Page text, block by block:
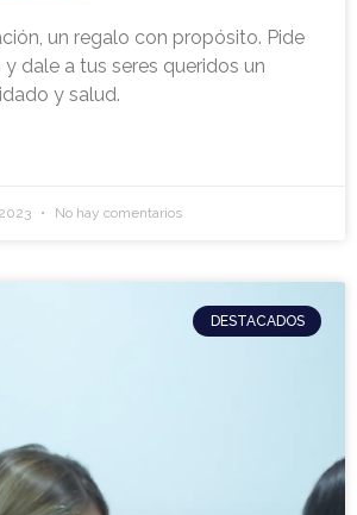
un regalo con propósito. Pide
dale a tus seres queridos un
y salud.
No hay comentarios
DESTACADOS